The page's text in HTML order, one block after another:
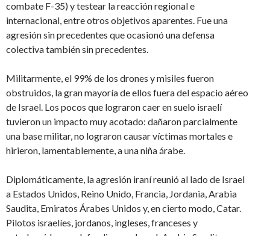
combate F-35) y testear la reacción regional e
internacional, entre otros objetivos aparentes. Fue una
agresión sin precedentes que ocasionó una defensa
colectiva también sin precedentes.
Militarmente, el 99% de los drones y misiles fueron
obstruidos, la gran mayoría de ellos fuera del espacio aéreo
de Israel. Los pocos que lograron caer en suelo israelí
tuvieron un impacto muy acotado: dañaron parcialmente
una base militar, no lograron causar víctimas mortales e
hirieron, lamentablemente, a una niña árabe.
Diplomáticamente, la agresión iraní reunió al lado de Israel
a Estados Unidos, Reino Unido, Francia, Jordania, Arabia
Saudita, Emiratos Árabes Unidos y, en cierto modo, Catar.
Pilotos israelíes, jordanos, ingleses, franceses y